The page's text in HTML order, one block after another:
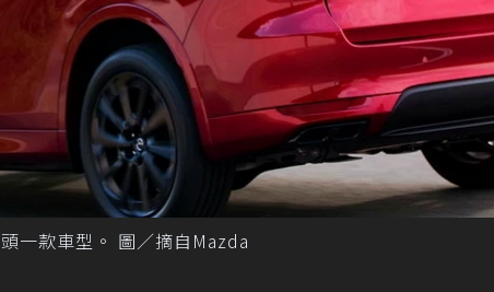
一款車型。 圖／摘自Mazda